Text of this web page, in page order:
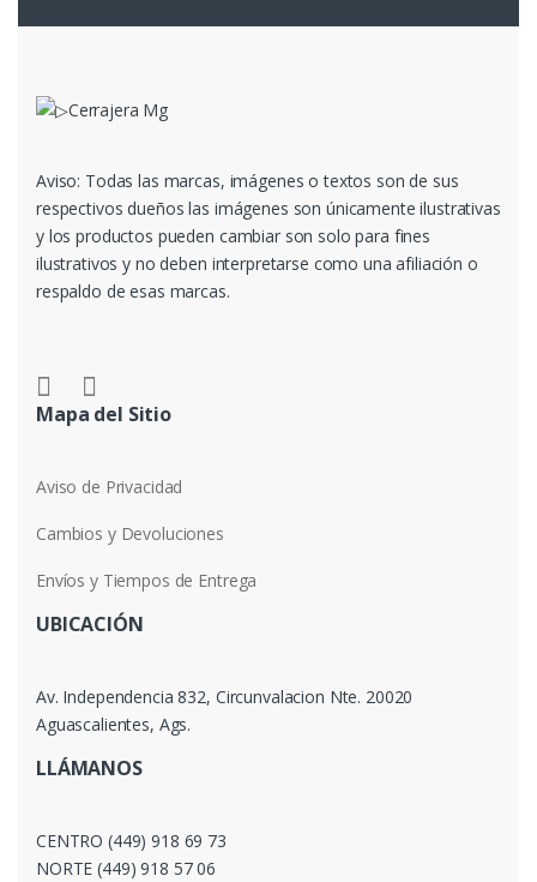
Aviso: Todas las marcas, imágenes o textos son de sus
respectivos dueños las imágenes son únicamente ilustrativas
y los productos pueden cambiar son solo para fines
ilustrativos y no deben interpretarse como una afiliación o
respaldo de esas marcas.
Mapa del Sitio
Aviso de Privacidad
Cambios y Devoluciones
Envíos y Tiempos de Entrega
UBICACIÓN
Av. Independencia 832, Circunvalacion Nte. 20020
Aguascalientes, Ags.
LLÁMANOS
CENTRO (449) 918 69 73
NORTE (449) 918 57 06